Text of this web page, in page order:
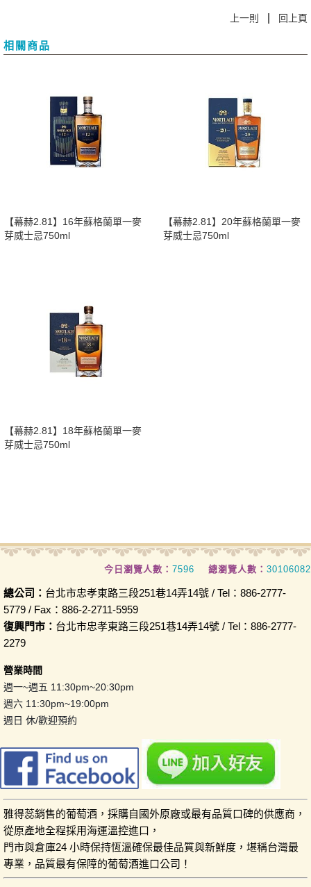
上一則 回上頁
相關商品
【幕赫2.81】16年蘇格蘭單一麥
芽威士忌750ml
【幕赫2.81】20年蘇格蘭單一麥
芽威士忌750ml
​【幕赫2.81】18年蘇格蘭單一麥
芽威士忌750ml
今日瀏覽人數： 7596 總瀏覽人數： 30106082
總公司： 台北市忠孝東路三段251巷14弄14號 / Tel：886-2777-
5779 / Fax：886-2-2711-5959
復興門市： 台北市忠孝東路三段251巷14弄14號 / Tel：886-2777-
2279
營業時間
週一~週五 11:30pm~20:30pm
週六 11:30pm~19:00pm
週日 休/歡迎預約
雅得蕊銷售的葡萄酒，採購自國外原廠或最有品質口碑的供應商，
從原產地全程採用海運溫控進口，
門市與倉庫24 小時保持恆溫確保最佳品質與新鮮度，堪稱台灣最
專業，品質最有保障的葡萄酒進口公司！